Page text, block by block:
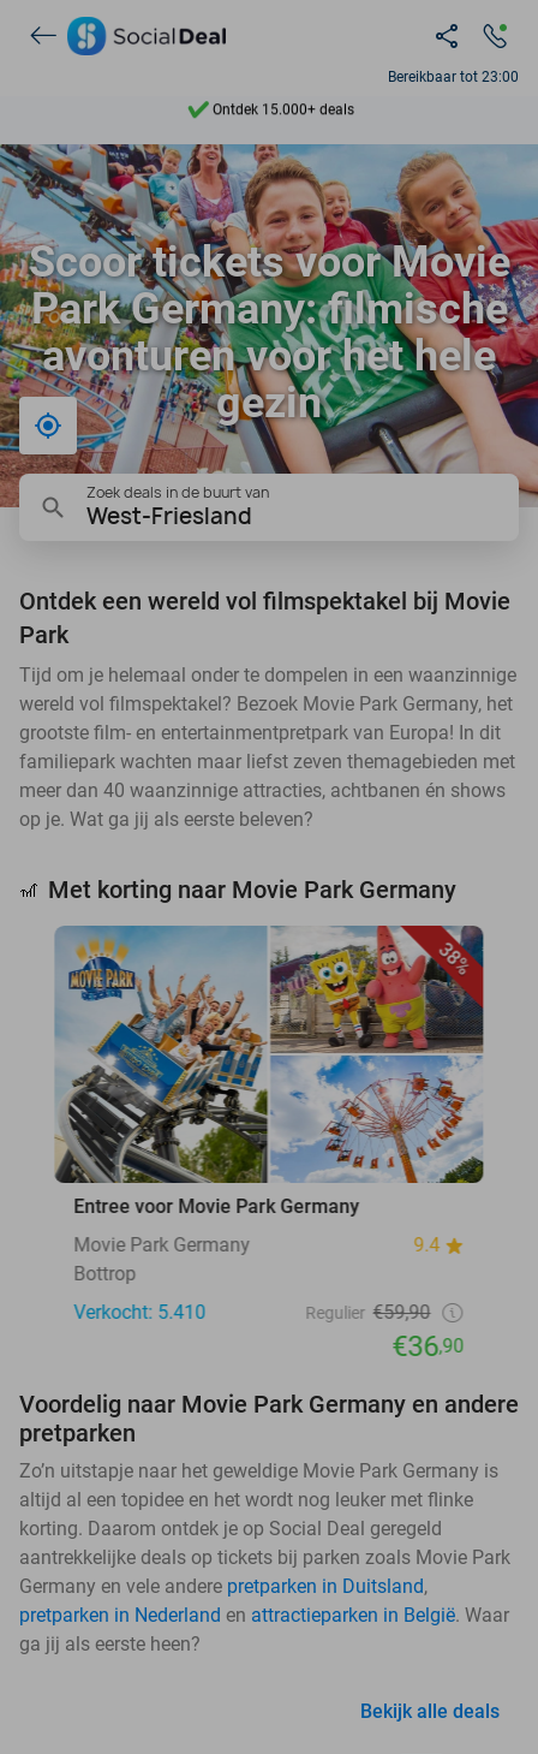
Bereikbaar tot 23:00
7 dagen per week beschikbaar
10+ miljoen leden
9,4
Ontdek 15.000+ deals
Scoor tickets voor Movie
Park Germany: filmische
avonturen voor het hele
gezin
Bij mij in de buurt
Zoek deals in de buurt van
West-Friesland
Ontdek een wereld vol filmspektakel bij Movie
Park
Tijd om je helemaal onder te dompelen in een waanzinnige
wereld vol filmspektakel? Bezoek Movie Park Germany, het
grootste film- en entertainmentpretpark van Europa! In dit
familiepark wachten maar liefst zeven themagebieden met
meer dan 40 waanzinnige attracties, achtbanen én shows
op je. Wat ga jij als eerste beleven?
🎢 Met korting naar Movie Park Germany
38%
Entree voor Movie Park Germany
Movie Park Germany
9.4
Bottrop
Verkocht: 5.410
Regulier €59,90
€36,90
Voordelig naar Movie Park Germany en andere
pretparken
Zo’n uitstapje naar het geweldige Movie Park Germany is
altijd al een topidee en het wordt nog leuker met flinke
korting. Daarom ontdek je op Social Deal geregeld
aantrekkelijke deals op tickets bij parken zoals Movie Park
Germany en vele andere pretparken in Duitsland,
pretparken in Nederland en attractieparken in België. Waar
ga jij als eerste heen?
Bekijk alle deals